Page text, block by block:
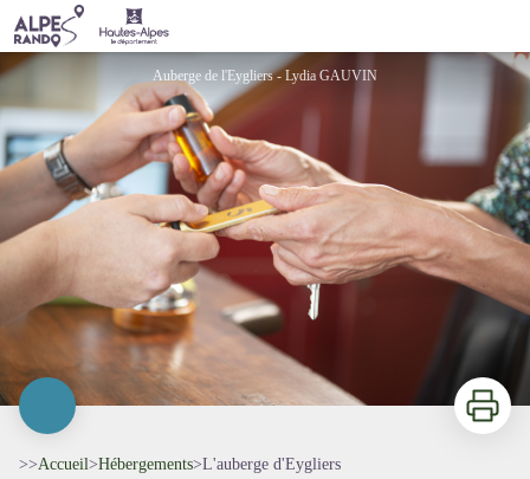
L'auberge d'Eygliers
Auberge de l'Eygliers - Lydia GAUVIN
Imprimer
>>Accueil>Hébergements>L'auberge d'Eygliers